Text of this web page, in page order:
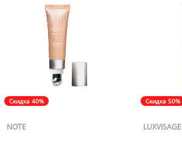
Скидка 40%
NOTE
Скидка 50%
LUXVISAGE